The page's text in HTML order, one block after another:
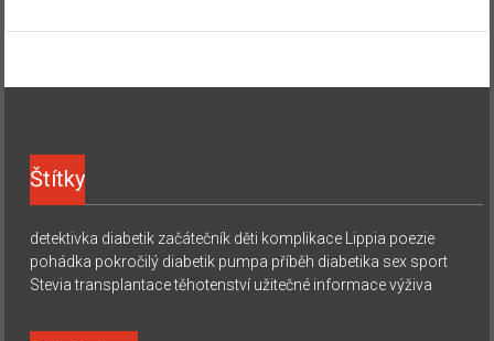
Štítky
detektivka diabetik začátečník děti komplikace Lippia poezie
pohádka pokročilý diabetik pumpa příběh diabetika sex sport
Stevia transplantace těhotenství užitečné informace výživa